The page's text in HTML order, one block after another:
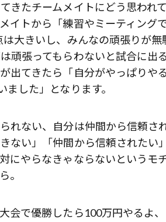
きたチームメイトにどう思われ
イトから「練習やミーティング
大きいし、みんなの頑張りが
頑張ってもらわないと試合に出
出てきたら「自分がやっぱりや
した」となります。
れない、自分は仲間から信頼さ
ない」「仲間から信頼されたい
にやらなきゃならないというモ
。
会で優勝したら100万円やるよ